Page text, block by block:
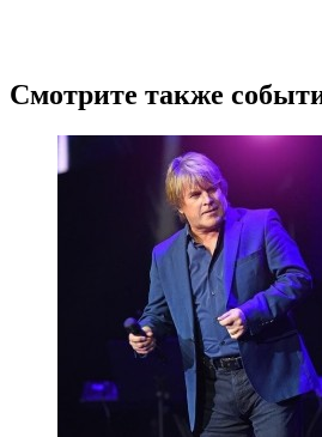
Смотрите также